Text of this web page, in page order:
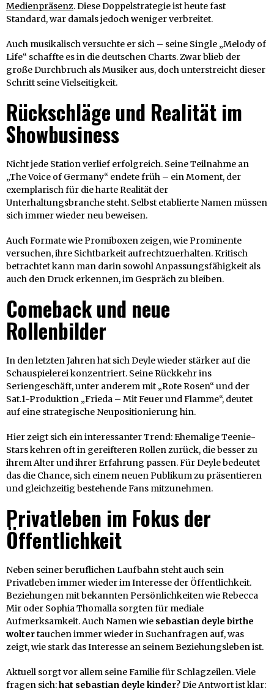
Medienpräsenz. Diese Doppelstrategie ist heute fast
Standard, war damals jedoch weniger verbreitet.
Auch musikalisch versuchte er sich – seine Single „Melody of
Life“ schaffte es in die deutschen Charts. Zwar blieb der
große Durchbruch als Musiker aus, doch unterstreicht dieser
Schritt seine Vielseitigkeit.
Rückschläge und Realität im
Showbusiness
Nicht jede Station verlief erfolgreich. Seine Teilnahme an
„The Voice of Germany“ endete früh – ein Moment, der
exemplarisch für die harte Realität der
Unterhaltungsbranche steht. Selbst etablierte Namen müssen
sich immer wieder neu beweisen.
Auch Formate wie Promiboxen zeigen, wie Prominente
versuchen, ihre Sichtbarkeit aufrechtzuerhalten. Kritisch
betrachtet kann man darin sowohl Anpassungsfähigkeit als
auch den Druck erkennen, im Gespräch zu bleiben.
Comeback und neue
Rollenbilder
In den letzten Jahren hat sich Deyle wieder stärker auf die
Schauspielerei konzentriert. Seine Rückkehr ins
Seriengeschäft, unter anderem mit „Rote Rosen“ und der
Sat.1-Produktion „Frieda – Mit Feuer und Flamme“, deutet
auf eine strategische Neupositionierung hin.
Hier zeigt sich ein interessanter Trend: Ehemalige Teenie-
Stars kehren oft in gereifteren Rollen zurück, die besser zu
ihrem Alter und ihrer Erfahrung passen. Für Deyle bedeutet
das die Chance, sich einem neuen Publikum zu präsentieren
und gleichzeitig bestehende Fans mitzunehmen.
Privatleben im Fokus der
Öffentlichkeit
Neben seiner beruflichen Laufbahn steht auch sein
Privatleben immer wieder im Interesse der Öffentlichkeit.
Beziehungen mit bekannten Persönlichkeiten wie Rebecca
Mir oder Sophia Thomalla sorgten für mediale
Aufmerksamkeit. Auch Namen wie sebastian deyle birthe
woltertauchen immer wieder in Suchanfragen auf, was
zeigt, wie stark das Interesse an seinem Beziehungsleben ist.
Aktuell sorgt vor allem seine Familie für Schlagzeilen. Viele
fragen sich:hat sebastian deyle kinder? Die Antwort ist klar: